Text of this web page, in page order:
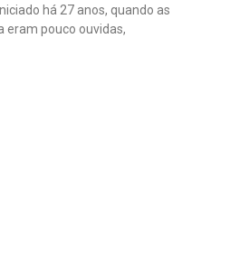
há 27 anos, quando as
eram pouco ouvidas,